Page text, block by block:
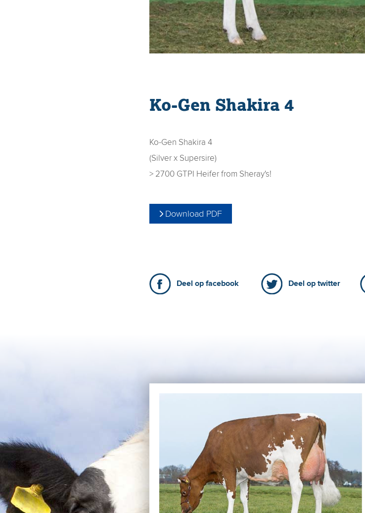
Ko-Gen Shakira 4
Ko-Gen Shakira 4
(Silver x Supersire)
> 2700 GTPI Heifer from Sheray's!
Download PDF
Deel op facebook Deel op twitter